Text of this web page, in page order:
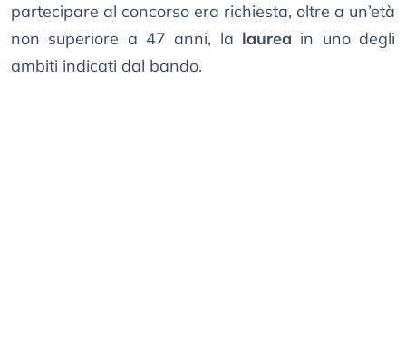
partecipare al concorso era richiesta, oltre a un’età
non superiore a 47 anni, la laurea in uno degli
ambiti indicati dal bando.